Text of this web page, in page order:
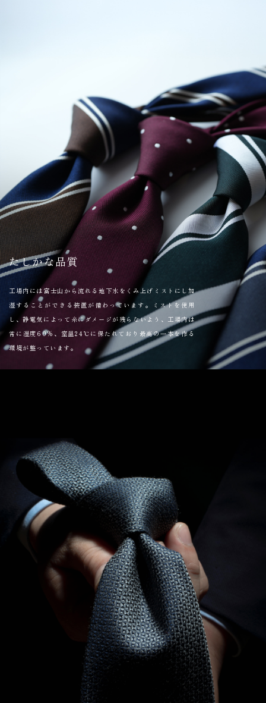
たしかな品質
工場内には富士山から流れる地下水をくみ上げミストにし加
湿することができる装置が備わっています。ミストを使用
し、静電気によって糸にダメージが残らないよう、工場内は
常に湿度60%、室温24℃に保たれており最高の一本を作る
環境が整っています。